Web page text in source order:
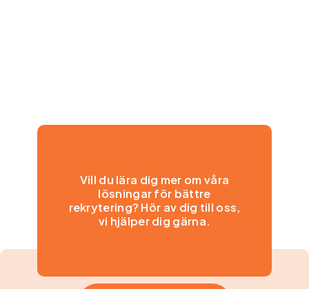
Vill du lära dig mer om våra
lösningar för bättre
rekrytering? Hör av dig till oss,
vi hjälper dig gärna.